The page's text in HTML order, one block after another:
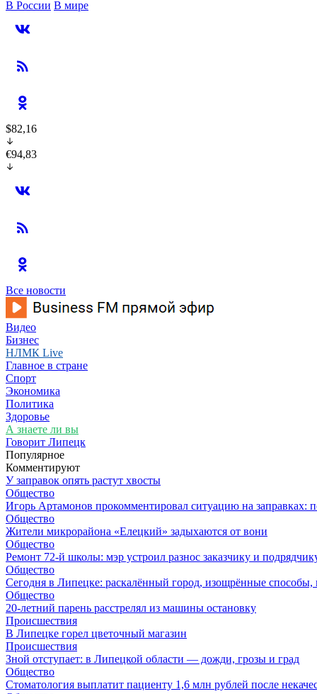
В России В мире
$82,16
€94,83
Все новости
Видео
Бизнес
НЛМК Live
Главное в стране
Спорт
Экономика
Политика
Здоровье
А знаете ли вы
Говорит Липецк
Популярное
Комментируют
У заправок опять растут хвосты
Общество
Игорь Артамонов прокомментировал ситуацию на заправках:
Общество
Жители микрорайона «Елецкий» задыхаются от вони
Общество
Ремонт 72‑й школы: мэр устроил разнос заказчику и
Общество
Сегодня в Липецке: раскалённый город, изощрённые способы,
Общество
20-летний парень расстрелял из машины остановку
Происшествия
В Липецке горел цветочный магазин
Происшествия
Зной отступает: в Липецкой области — дожди, грозы и град
Общество
Стоматология выплатит пациенту 1,6 млн рублей после